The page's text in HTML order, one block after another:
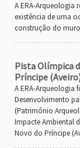
A ERA-Arqueologia
existência de uma
construção do
Pista Olímpica
Príncipe
A ERA-Arqueologia
Desenvolvimento
(Património
Impacte Ambiental
Novo do Príncipe